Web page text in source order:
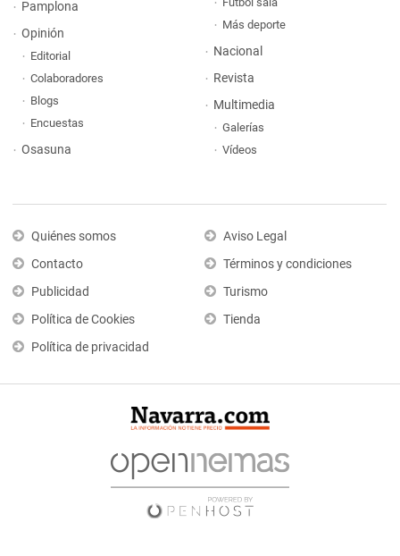
Pamplona
Opinión
Editorial
Colaboradores
Blogs
Encuestas
Osasuna
Más deporte
Nacional
Revista
Multimedia
Galerías
Vídeos
Quiénes somos
Contacto
Publicidad
Política de Cookies
Política de privacidad
Aviso Legal
Términos y condiciones
Turismo
Tienda